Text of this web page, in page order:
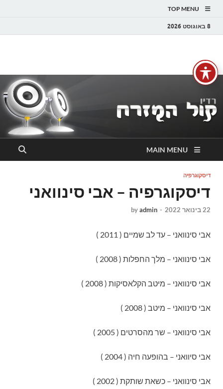
TOP MENU
8 באוגוסט 2026
רדיו קול המזרח
רדיו מזרחית | מוזיקה מזרחית | ים תיכוני | קול המזרח FM
MAIN MENU
דיסקוגרפיה
דיסקוגרפיה – אבי סינוואני
22 בינואר 2022 -
byadmin
אבי סינוואני – עד לב שמיים ( 2011 )
אבי סינוואני – מלך החפלות ( 2008 )
אבי סינוואני – מיטב הקלאסיקות ( 2008 )
אבי סינוואני – מיטב ( 2008 )
אבי סינוואני – שר מהסרטים ( 2005 )
אבי סיוואני – בהופעה חיה ( 2004 )
אבי סינוואני – כשאת שותקת ( 2002 )